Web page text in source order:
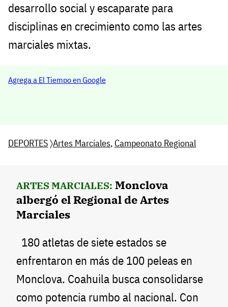
desarrollo social y escaparate para
disciplinas en crecimiento como las artes
marciales mixtas.
Agrega a El Tiempo en Google
DEPORTES〉Artes Marciales, Campeonato Regional
ARTES MARCIALES: Monclova
albergó el Regional de Artes
Marciales
180 atletas de siete estados se
enfrentaron en más de 100 peleas en
Monclova. Coahuila busca consolidarse
como potencia rumbo al nacional. Con